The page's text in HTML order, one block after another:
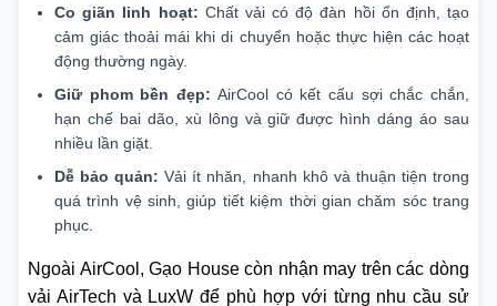
Co giãn linh hoạt: Chất vải có độ đàn hồi ổn định, tạo
cảm giác thoải mái khi di chuyển hoặc thực hiện các hoạt
động thường ngày.
Giữ phom bền đẹp: AirCool có kết cấu sợi chắc chắn,
hạn chế bai dão, xù lông và giữ được hình dáng áo sau
nhiều lần giặt.
Dễ bảo quản: Vải ít nhăn, nhanh khô và thuận tiện trong
quá trình vệ sinh, giúp tiết kiệm thời gian chăm sóc trang
phục.
Ngoài AirCool, Gạo House còn nhận may trên các dòng
vải AirTech và LuxW để phù hợp với từng nhu cầu sử